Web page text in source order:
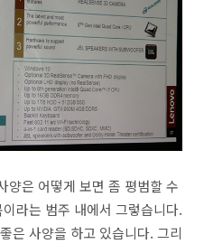
양은 어떻게 보면 좀 평범할 수
라는 범주 내에서 그렇습니다.
은 사양을 하고 있습니다. 그리